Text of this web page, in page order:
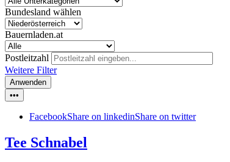
Bundesland wählen
Bauernladen.at
Postleitzahl
Weitere Filter
Anwenden
•••
FacebookShare on linkedinShare on twitter
Tee Schnabel